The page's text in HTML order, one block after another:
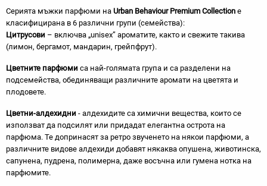
Серията мъжки парфюми на Urban Behaviour Premium Collection е
класифицирана в 6 различни групи (семейства):
Цитрусови – включва „unisex” ароматите, както и свежите такива
(лимон, бергамот, мандарин, грейпфрут).
Цветните парфюми са най-голямата група и са разделени на
подсемейства, обединяващи различните аромати на цветята и
плодовете.
Цветни-алдехидни - алдехидите са химични вещества, които се
използват да подсилят или придадат елегантна острота на
парфюма. Те допринасят за ретро звученето на някои парфюми, а
различните видове алдехиди добавят някаква опушена, животинска,
сапунена, пудрена, полимерна, даже восъчна или гумена нотка на
парфюмите.